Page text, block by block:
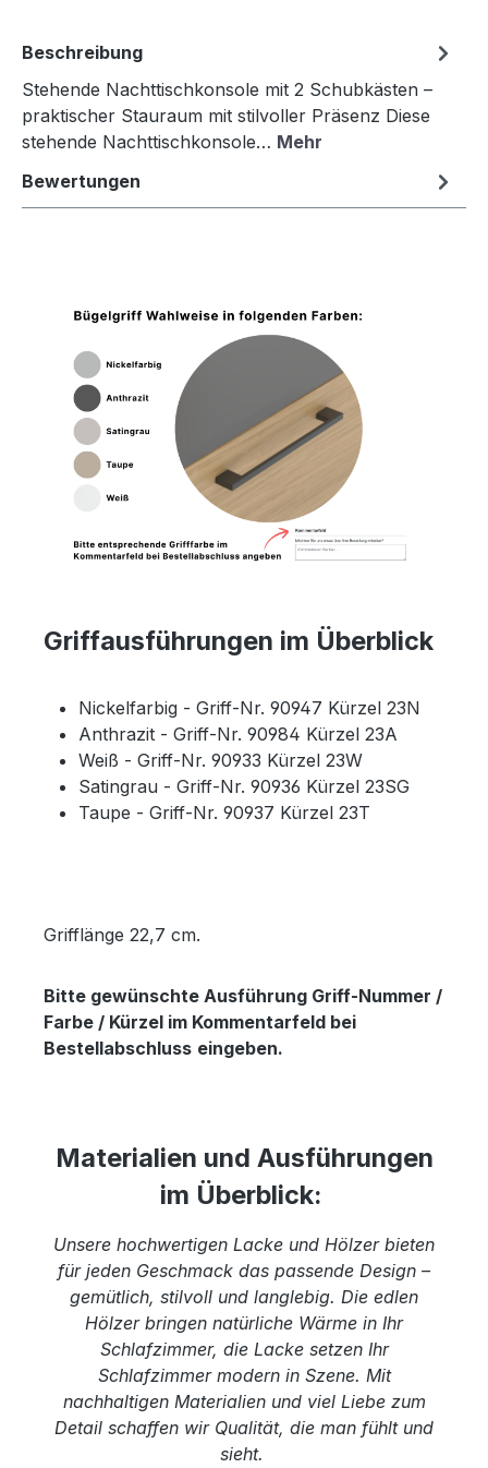
Beschreibung
Stehende Nachttischkonsole mit 2 Schubkästen –
praktischer Stauraum mit stilvoller Präsenz Diese
stehende Nachttischkonsole… Mehr
Bewertungen
Griffausführungen im Überblick
Nickelfarbig - Griff-Nr. 90947 Kürzel 23N
Anthrazit - Griff-Nr. 90984 Kürzel 23A
Weiß - Griff-Nr. 90933 Kürzel 23W
Satingrau - Griff-Nr. 90936 Kürzel 23SG
Taupe - Griff-Nr. 90937 Kürzel 23T
Grifflänge 22,7 cm.
Bitte gewünschte Ausführung Griff-Nummer /
Farbe / Kürzel im Kommentarfeld bei
Bestellabschluss eingeben.
Materialien und Ausführungen
im Überblick:
Unsere hochwertigen Lacke und Hölzer bieten
für jeden Geschmack das passende Design –
gemütlich, stilvoll und langlebig. Die edlen
Hölzer bringen natürliche Wärme in Ihr
Schlafzimmer, die Lacke setzen Ihr
Schlafzimmer modern in Szene. Mit
nachhaltigen Materialien und viel Liebe zum
Detail schaffen wir Qualität, die man fühlt und
sieht.